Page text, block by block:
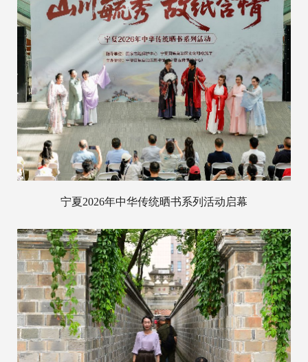
宁夏2026年中华传统晒书系列活动启幕